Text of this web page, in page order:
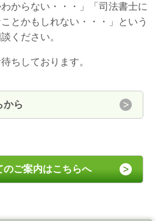
からない・・・」「司法書士に
とかもしれない・・・」という
ください。
ちしております。
から
のご案内はこちらへ